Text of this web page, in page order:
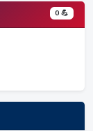
0 💪